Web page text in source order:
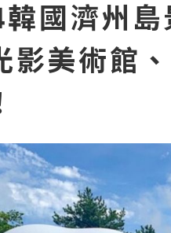
國濟州島
影美術館